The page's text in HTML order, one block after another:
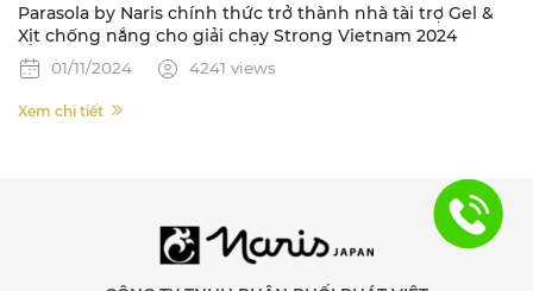
Parasola by Naris chính thức trở thành nhà tài trợ Gel &
Xịt chống nắng cho giải chạy Strong Vietnam 2024
01/11/2024 4241 views
Xem chi tiết